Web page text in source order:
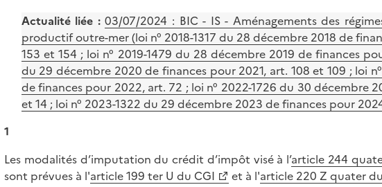
Actualité liée : 03/07/2024 : BIC - IS - Aménagements des
productif outre-mer (loi n° 2018-1317 du 28 décembre 2018 de
153 et 154 ; loi n° 2019-1479 du 28 décembre 2019 de finances
du 29 décembre 2020 de finances pour 2021, art. 108 et 109 ; loi
de finances pour 2022, art. 72 ; loi n° 2022-1726 du 30 décembre
et 14 ; loi n° 2023-1322 du 29 décembre 2023 de finances pour
1
Les modalités d’imputation du crédit d’impôt visé à l’article 244
sont prévues à l'article 199 ter U du CGI et à l'article 220 Z quater